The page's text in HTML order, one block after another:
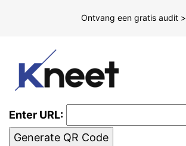
Ontvang een gratis audit >
Enter URL:
Generate QR Code